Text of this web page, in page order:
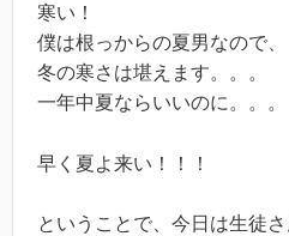
寒い！
僕は根っからの夏男なので、
冬の寒さは堪えます。。。
一年中夏ならいいのに。。。
早く夏よ来い！！！
ということで、今日は生徒